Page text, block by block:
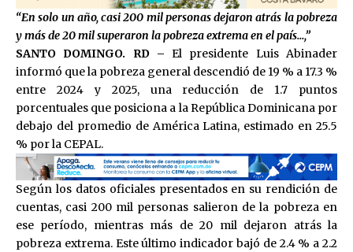
“En solo un año, casi 200 mil personas dejaron atrás la pobreza
y más de 20 mil superaron la pobreza extrema en el país…,”
SANTO DOMINGO. RD – El presidente Luis Abinader
informó que la pobreza general descendió de 19 % a 17.3 %
entre 2024 y 2025, una reducción de 1.7 puntos
porcentuales que posiciona a la República Dominicana por
debajo del promedio de América Latina, estimado en 25.5
% por la CEPAL.
Según los datos oficiales presentados en su rendición de
cuentas, casi 200 mil personas salieron de la pobreza en
ese período, mientras más de 20 mil dejaron atrás la
pobreza extrema. Este último indicador bajó de 2.4 % a 2.2